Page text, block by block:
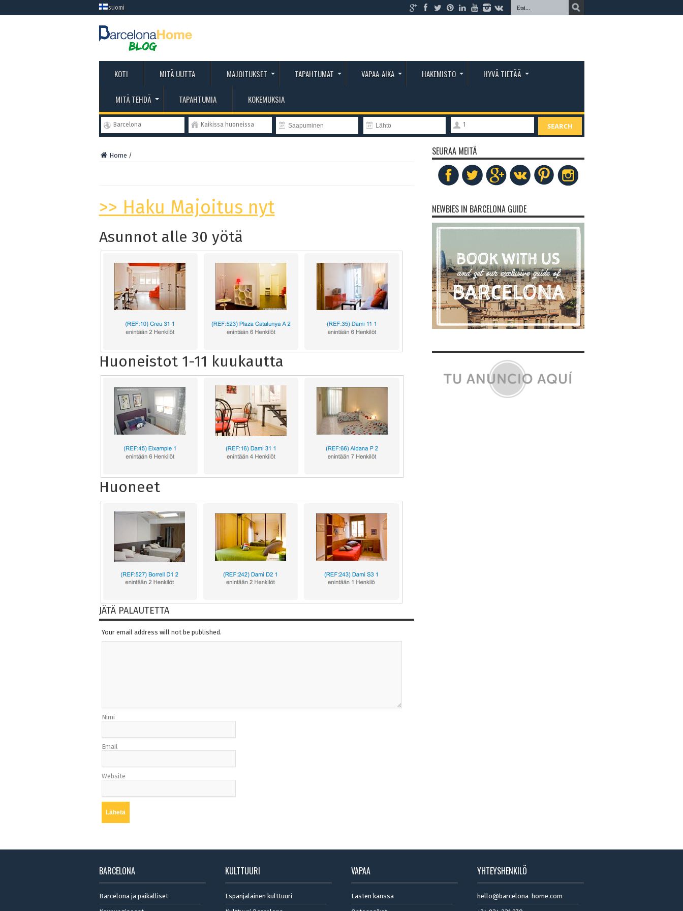
suomi
KOTI MITÄ UUTTA MAJOITUKSET TAPAHTUMAT VAPAA-AIKA HAKEMISTO HYVÄ TIETÄÄ
MITÄ TEHDÄ TAPAHTUMIA KOKEMUKSIA
Barcelona Kaikissa huoneissa 1 SEARCH
Home /
>> Haku Majoitus nyt
Asunnot alle 30 yötä
Huoneistot 1-11 kuukautta
Huoneet
JÄTÄ PALAUTETTA
Your email address will not be published.
Nimi
Email
Website
SEURAA MEITÄ
NEWBIES IN BARCELONA GUIDE
BARCELONA
Barcelona ja paikalliset
KULTTUURI
Espanjalainen kulttuuri
VAPAA
Lasten kanssa
YHTEYSHENKILÖ
hello@barcelona-home.com